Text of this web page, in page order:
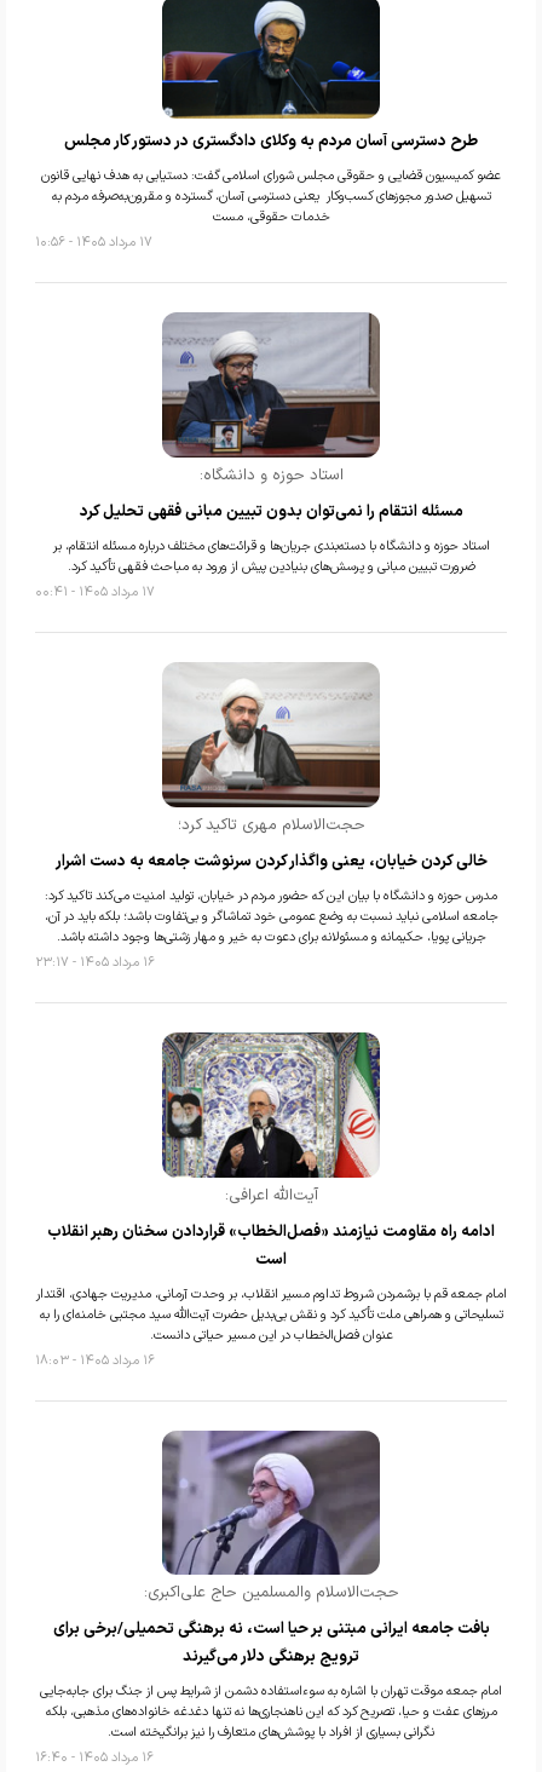
طرح دسترسی آسان مردم به وکلای دادگستری در دستور کار مجلس
عضو کمیسیون قضایی و حقوقی مجلس شورای اسلامی گفت: دستیابی به هدف نهایی قانون
تسهیل صدور مجوزهای کسب‌وکار یعنی دسترسی آسان، گسترده و مقرون‌به‌صرفه مردم به
خدمات حقوقی، مست
۱۷ مرداد ۱۴۰۵ - ۱۰:۵۶
استاد حوزه و دانشگاه:
مسئله انتقام را نمی‌توان بدون تبیین مبانی فقهی تحلیل کرد
استاد حوزه و دانشگاه با دسته‌بندی جریان‌ها و قرائت‌های مختلف درباره مسئله انتقام، بر
ضرورت تبیین مبانی و پرسش‌های بنیادین پیش از ورود به مباحث فقهی تأکید کرد.
۱۷ مرداد ۱۴۰۵ - ۰۰:۴۱
حجت‌الاسلام مهری تاکید کرد؛
خالی کردن خیابان، یعنی واگذار کردن سرنوشت جامعه به دست اشرار
مدرس حوزه و دانشگاه با بیان این که حضور مردم در خیابان، تولید امنیت می‌کند تاکید کرد:
جامعه اسلامی نباید نسبت به وضع عمومی خود تماشاگر و بی‌تفاوت باشد؛ بلکه باید در آن،
جریانی پویا، حکیمانه و مسئولانه برای دعوت به خیر و مهار زشتی‌ها وجود داشته باشد.
۱۶ مرداد ۱۴۰۵ - ۲۳:۱۷
آیت‌الله اعرافی:
ادامه راه مقاومت نیازمند «فصل‌الخطاب» قراردادن سخنان رهبر انقلاب
است
امام جمعه قم با برشمردن شروط تداوم مسیر انقلاب، بر وحدت آرمانی، مدیریت جهادی، اقتدار
تسلیحاتی و همراهی ملت تأکید کرد و نقش بی‌بدیل حضرت آیت‌الله سید مجتبی خامنه‌ای را به
عنوان فصل‌الخطاب در این مسیر حیاتی دانست.
۱۶ مرداد ۱۴۰۵ - ۱۸:۰۳
حجت‌الاسلام والمسلمین حاج علی‌اکبری:
بافت جامعه ایرانی مبتنی بر حیا است، نه برهنگی تحمیلی/برخی برای
ترویج برهنگی دلار می‌گیرند
امام جمعه موقت تهران با اشاره به سوءاستفاده دشمن از شرایط پس از جنگ برای جابه‌جایی
مرزهای عفت و حیا، تصریح کرد که این ناهنجاری‌ها نه تنها دغدغه خانواده‌های مذهبی، بلکه
نگرانی بسیاری از افراد با پوشش‌های متعارف را نیز برانگیخته است.
۱۶ مرداد ۱۴۰۵ - ۱۶:۴۰